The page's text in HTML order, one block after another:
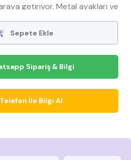
getiriyor. Metal ayakları ve
odanıza ayrı bir hava
satışta!
Sepete Ekle
Sipariş & Bilgi
Telefon İle Bilgi Al